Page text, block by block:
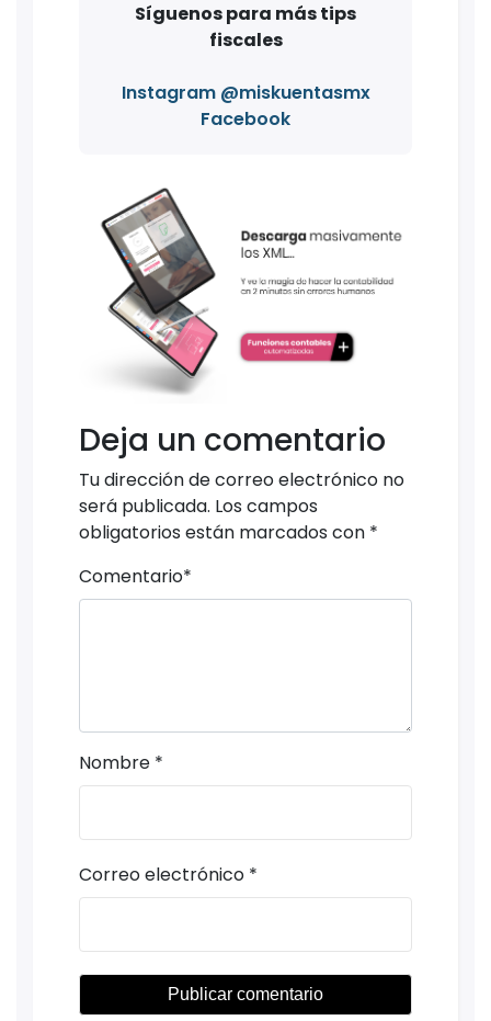
Síguenos para más tips
fiscales
Instagram @miskuentasmx
Facebook
Deja un comentario
Tu dirección de correo electrónico no
será publicada. Los campos
obligatorios están marcados con *
Comentario*
Nombre *
Correo electrónico *